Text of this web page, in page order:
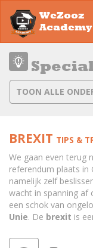
WeZooz
Academy
TOON ALLE
BREXIT TIPS &
We gaan even terug
referendum plaats
namelijk zelf
wacht in spanning af
een schok van
Unie. De brexit is